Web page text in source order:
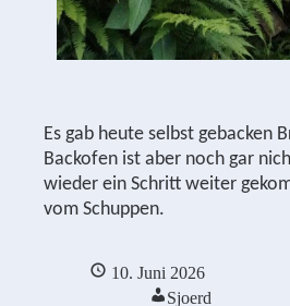
Es gab heute selbst gebacken
Backofen ist aber noch gar
wieder ein Schritt weiter
vom Schuppen.
10. Juni 2026
Sjoerd